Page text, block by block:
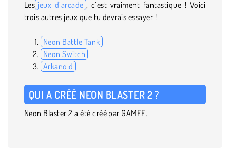
Les jeux d’arcade , c’est vraiment fantastique ! Voici
trois autres jeux que tu devrais essayer !
Neon Battle Tank
Neon Switch
Arkanoid
QUI A CRÉÉ NEON BLASTER 2 ?
Neon Blaster 2 a été créé par GAMEE.